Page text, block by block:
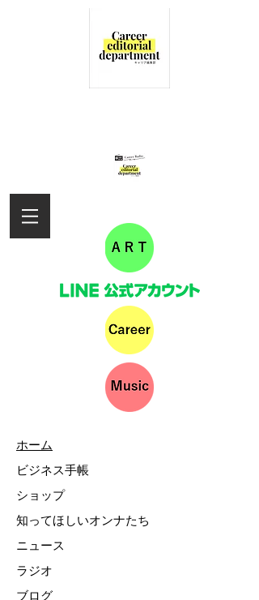
ホーム
ビジネス手帳
ショップ
知ってほしいオンナたち
ニュース
ラジオ
ブログ